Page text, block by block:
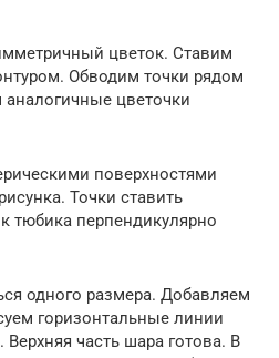
цветок. Ставим
Обводим точки рядом
цветочки
поверхностями
Точки ставить
тюбика перпендикулярно
одного размера. Добавляем
горизонтальные линии
Верхняя часть шара готова. В